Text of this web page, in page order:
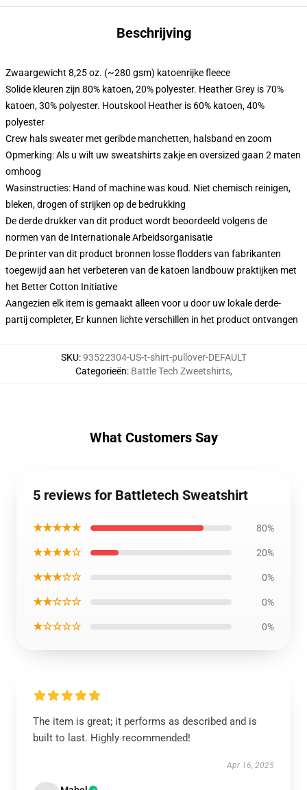
Beschrijving
Zwaargewicht 8,25 oz. (~280 gsm) katoenrijke fleece
Solide kleuren zijn 80% katoen, 20% polyester. Heather Grey is 70%
katoen, 30% polyester. Houtskool Heather is 60% katoen, 40%
polyester
Crew hals sweater met geribde manchetten, halsband en zoom
Opmerking: Als u wilt uw sweatshirts zakje en oversized gaan 2 maten
omhoog
Wasinstructies: Hand of machine was koud. Niet chemisch reinigen,
bleken, drogen of strijken op de bedrukking
De derde drukker van dit product wordt beoordeeld volgens de
normen van de Internationale Arbeidsorganisatie
De printer van dit product bronnen losse flodders van fabrikanten
toegewijd aan het verbeteren van de katoen landbouw praktijken met
het Better Cotton Initiative
Aangezien elk item is gemaakt alleen voor u door uw lokale derde-
partij completer, Er kunnen lichte verschillen in het product ontvangen
SKU:93522304-US-t-shirt-pullover-DEFAULT
Categorieën: Battle Tech Zweetshirts,
What Customers Say
5 reviews for Battletech Sweatshirt
★★★★★ 80%
★★★★☆ 20%
★★★☆☆ 0%
★★☆☆☆ 0%
★☆☆☆☆ 0%
The item is great; it performs as described and is
built to last. Highly recommended!
Apr 16, 2025